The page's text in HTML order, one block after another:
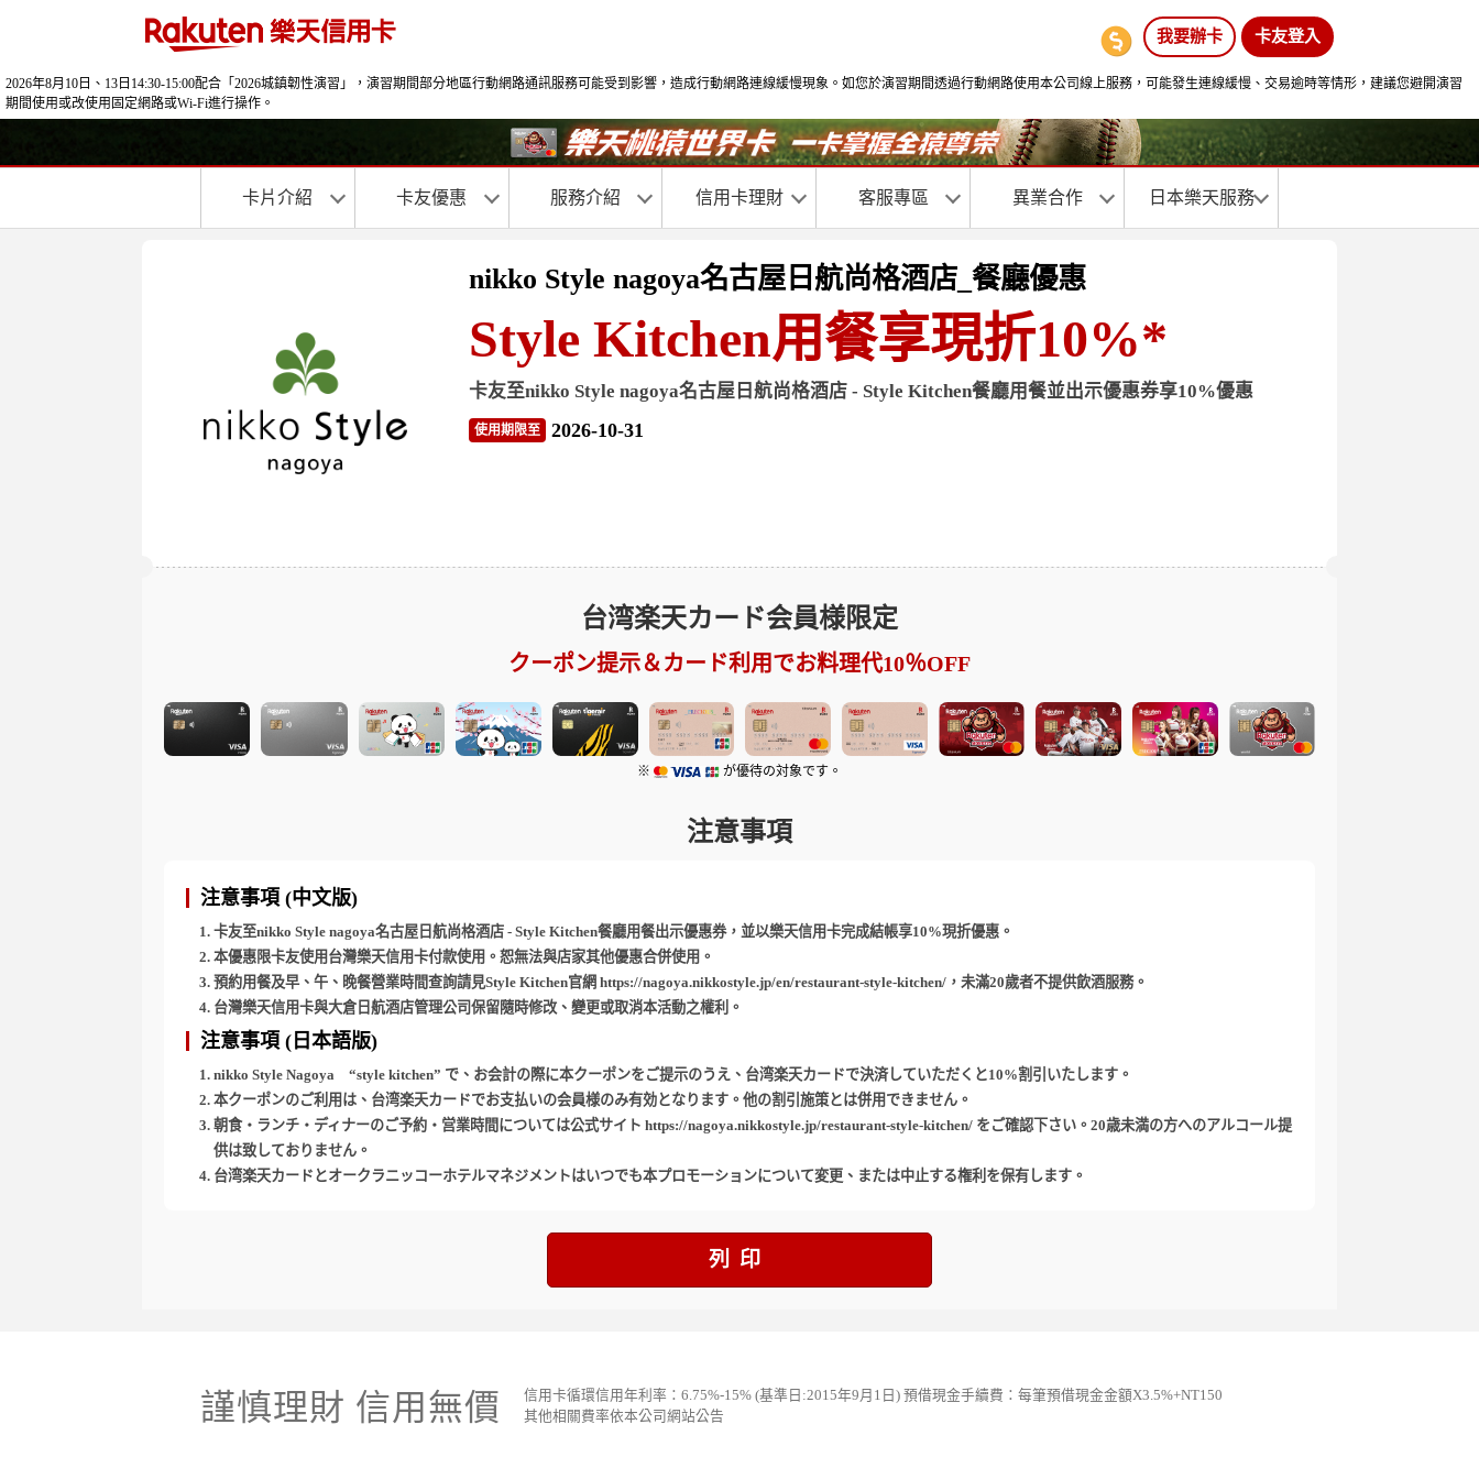
卡友登入
我要辦卡
2026年8月10日、13日14:30-15:00配合「2026城鎮韌性演習」，演習期間部分地區行動網路通訊服務可能受到影響，造成行動網路連線緩慢現象。如您於演習期間透過行動網路使用本公司線上服務，可能發生連線緩慢、交易逾時等情形，建議您避開演習
期間使用或改使用固定網路或Wi‑Fi進行操作。
卡片介紹 卡友優惠 服務介紹 信用卡理財 客服專區 異業合作 日本樂天服務
nikko Style nagoya名古屋日航尚格酒店_餐廳優惠
Style Kitchen用餐享現折10%*
卡友至nikko Style nagoya名古屋日航尚格酒店 - Style Kitchen餐廳用餐並出示優惠券享10%優惠
使用期限至 2026-10-31
台湾楽天カード会員様限定
クーポン提示＆カード利用でお料理代10％OFF
※ が優待の対象です。
注意事項
注意事項 (中文版)
卡友至nikko Style nagoya名古屋日航尚格酒店 - Style Kitchen餐廳用餐出示優惠券，並以樂天信用卡完成結帳享10%現折優惠。
本優惠限卡友使用台灣樂天信用卡付款使用。恕無法與店家其他優惠合併使用。
預約用餐及早、午、晚餐營業時間查詢請見Style Kitchen官網 https://nagoya.nikkostyle.jp/en/restaurant-style-kitchen/，未滿20歲者不提供飲酒服務。
台灣樂天信用卡與大倉日航酒店管理公司保留隨時修改、變更或取消本活動之權利。
注意事項 (日本語版)
nikko Style Nagoya “style kitchen” で、お会計の際に本クーポンをご提示のうえ、台湾楽天カードで決済していただくと10%割引いたします。
本クーポンのご利用は、台湾楽天カードでお支払いの会員様のみ有効となります。他の割引施策とは併用できません。
朝食・ランチ・ディナーのご予約・営業時間については公式サイト https://nagoya.nikkostyle.jp/restaurant-style-kitchen/ をご確認下さい。20歳未満の方へのアルコール提
供は致しておりません。
台湾楽天カードとオークラニッコーホテルマネジメントはいつでも本プロモーションについて変更、または中止する権利を保有します。
列印
謹慎理財 信用無價
信用卡循環信用年利率：6.75%-15% (基準日:2015年9月1日) 預借現金手續費：每筆預借現金金額X3.5%+NT150
其他相關費率依本公司網站公告